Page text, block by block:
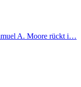
A. Moore rückt i…